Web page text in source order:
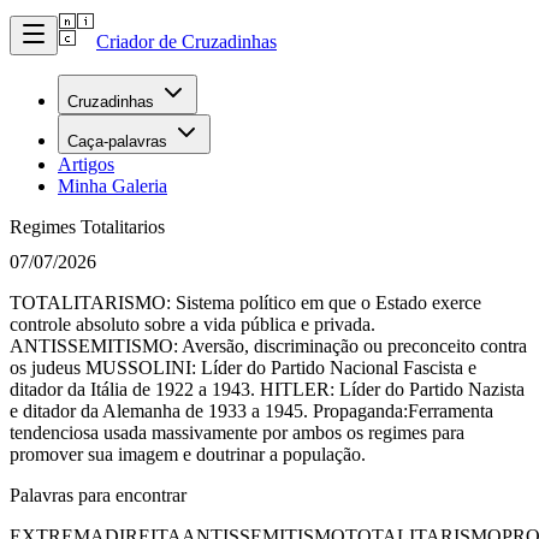
Criador de Cruzadinhas
Cruzadinhas
Caça-palavras
Artigos
Minha Galeria
Regimes Totalitarios
07/07/2026
TOTALITARISMO: Sistema político em que o Estado exerce
controle absoluto sobre a vida pública e privada.
ANTISSEMITISMO: Aversão, discriminação ou preconceito contra
os judeus MUSSOLINI: Líder do Partido Nacional Fascista e
ditador da Itália de 1922 a 1943. HITLER: Líder do Partido Nazista
e ditador da Alemanha de 1933 a 1945. Propaganda:Ferramenta
tendenciosa usada massivamente por ambos os regimes para
promover sua imagem e doutrinar a população.
Palavras para encontrar